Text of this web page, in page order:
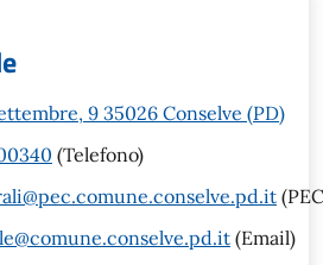
9 35026 Conselve (PD)
(Telefono)
(Email)